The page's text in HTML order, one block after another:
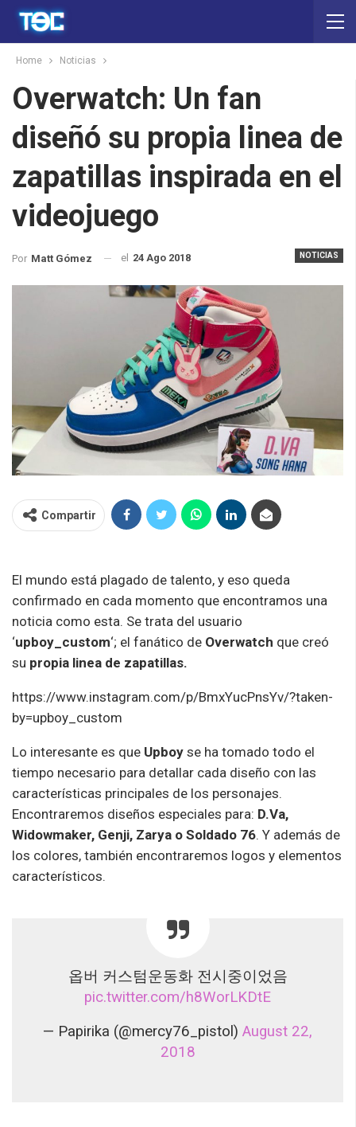
Home Noticias
Overwatch: Un fan
diseñó su propia linea de
zapatillas inspirada en el
videojuego
NOTICIAS
Por Matt Gómez el 24 Ago 2018
Compartir
El mundo está plagado de talento, y eso queda
confirmado en cada momento que encontramos una
noticia como esta. Se trata del usuario
‘upboy_custom‘; el fanático de Overwatch que creó
su propia linea de zapatillas.
https://www.instagram.com/p/BmxYucPnsYv/?taken-
by=upboy_custom
Lo interesante es que Upboy se ha tomado todo el
tiempo necesario para detallar cada diseño con las
características principales de los personajes.
Encontraremos diseños especiales para: D.Va,
Widowmaker, Genji, Zarya o Soldado 76. Y además de
los colores, también encontraremos logos y elementos
característicos.
옵버 커스텀운동화 전시중이었음
pic.twitter.com/h8WorLKDtE
— Papirika (@mercy76_pistol) August 22,
2018